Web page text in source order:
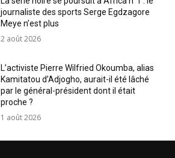
journaliste des sports Serge Egdzagore
Meye n’est plus
2 août 2026
L’activiste Pierre Wilfried Okoumba, alias
Kamitatou d’Adjogho, aurait-il été lâché
par le général-président dont il était
proche ?
1 août 2026